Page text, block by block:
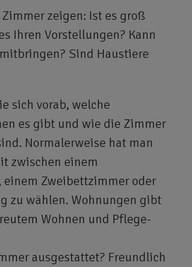
zeigen: Ist es groß
Ihren Vorstellungen? Kann
Sind Haustiere
sich vorab, welche
es gibt und wie die Zimmer
Normalerweise hat man
zwischen einem
einem Zweibettzimmer oder
zu wählen. Wohnungen gibt
Wohnen und Pflege-
ausgestattet? Freundlich